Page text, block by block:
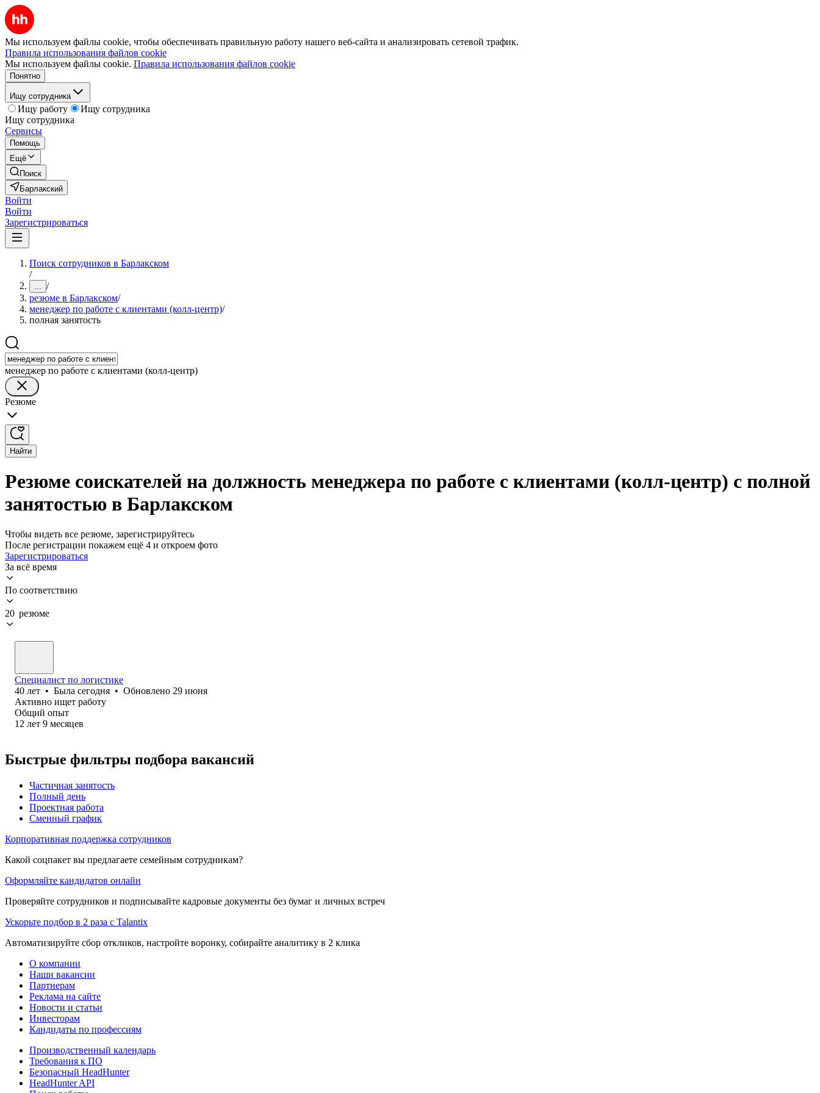
Мы используем файлы cookie, чтобы обеспечивать правильную работу нашего веб-сайта и анализировать сетевой трафик.
Правила использования файлов cookie
Мы используем файлы cookie. Правила использования файлов cookie
Понятно
Ищу сотрудника
Ищу работу
Ищу сотрудника
Ищу сотрудника
Сервисы
Помощь
Ещё
Поиск
Барлакский
Войти
Войти
Зарегистрироваться
Поиск сотрудников в Барлакском
/
... /
резюме в Барлакском/
менеджер по работе с клиентами (колл-центр)/
полная занятость
менеджер по работе с клиентами (колл-центр)
Резюме
Найти
Резюме соискателей на должность менеджера по работе с клиентами (колл-центр) с полной
занятостью в Барлакском
Чтобы видеть все резюме, зарегистрируйтесь
После регистрации покажем ещё 4 и откроем фото
Зарегистрироваться
За всё время
По соответствию
20 резюме
Специалист по логистике
40 лет • Была сегодня • Обновлено 29 июня
Активно ищет работу
Общий опыт
12 лет 9 месяцев
Быстрые фильтры подбора вакансий
Частичная занятость
Полный день
Проектная работа
Сменный график
Корпоративная поддержка сотрудников
Какой соцпакет вы предлагаете семейным сотрудникам?
Оформляйте кандидатов онлайн
Проверяйте сотрудников и подписывайте кадровые документы без бумаг и личных встреч
Ускорьте подбор в 2 раза с Talantix
Автоматизируйте сбор откликов, настройте воронку, собирайте аналитику в 2 клика
О компании
Наши вакансии
Партнерам
Реклама на сайте
Новости и статьи
Инвесторам
Кандидаты по профессиям
Производственный календарь
Требования к ПО
Безопасный HeadHunter
HeadHunter API